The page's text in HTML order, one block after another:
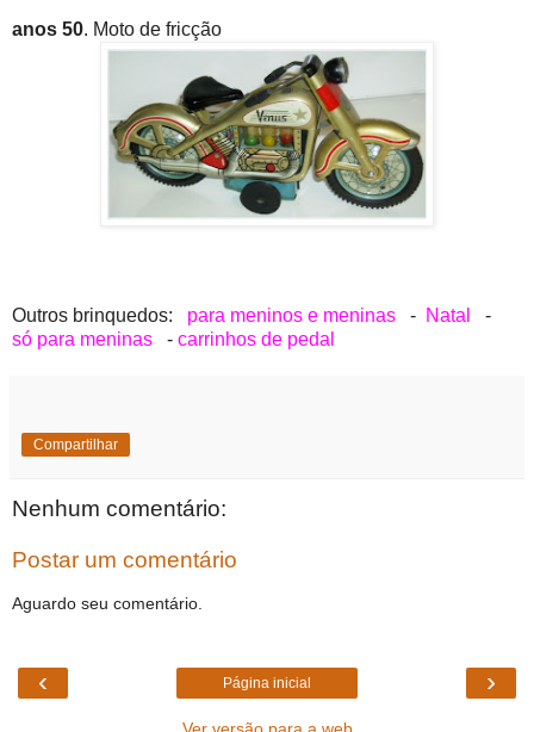
anos 50. Moto de fricção
Outros brinquedos: para meninos e meninas - Natal
-
só para meninas - carrinhos de pedal
Compartilhar
Nenhum comentário:
Postar um comentário
Aguardo seu comentário.
‹ ›
Página inicial